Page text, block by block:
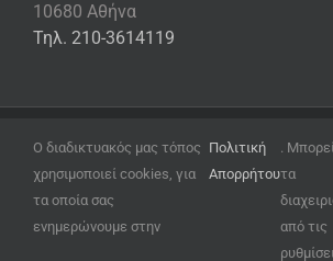
10680 Αθήνα
Τηλ. 210-3614119
Όροι Χρήσης
Πολιτική Απορρήτου
Ρυθμίσεις Cookies
Ο διαδικτυακός μας τόπος
χρησιμοποιεί cookies, για
τα οποία σας
ενημερώνουμε στην
Πολιτική
Απορρήτου
.
τα
από τις